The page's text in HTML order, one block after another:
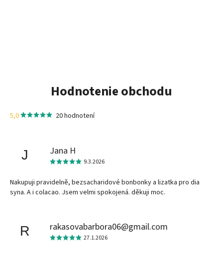
Hodnotenie obchodu
5,0 20 hodnotení
J Jana H
9.3.2026
Nakupuji pravidelně, bezsacharidové bonbonky a lizatka pro dia
syna. A i colacao. Jsem velmi spokojená. děkuji moc.
R rakasovabarbora06@gmail.com
27.1.2026